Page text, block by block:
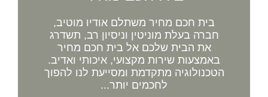
בית חכם מחיר משתלם אודיו מוטיב,
חברה בעלת מוניטין וניסיון רב, תשדרג
את הבית שלכם אל בית חכם מחיר
באמצעות שירות מקצועי, איכותי ואדיב.
הטכנולוגיה מתקדמת ומסייעת לנו להפוך
לחכמים יותר...